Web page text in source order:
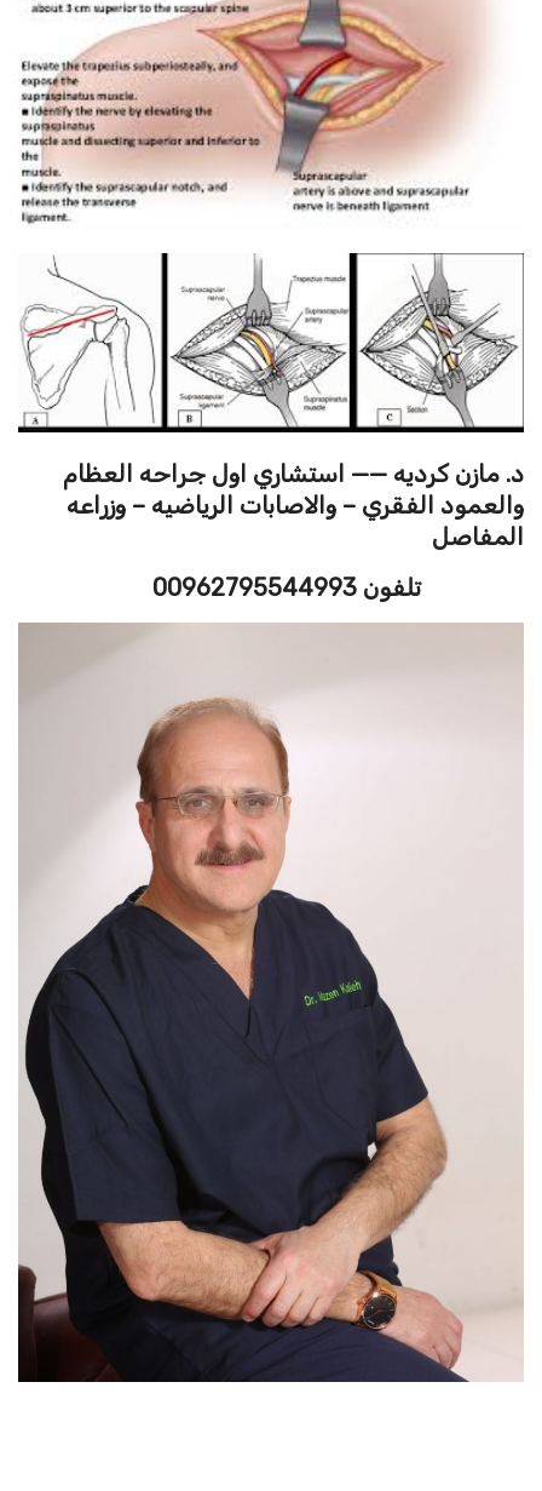
د. مازن كرديه —— استشاري اول جراحه العظام
والعمود الفقري – والاصابات الرياضيه – وزراعه
المفاصل
تلفون 00962795544993